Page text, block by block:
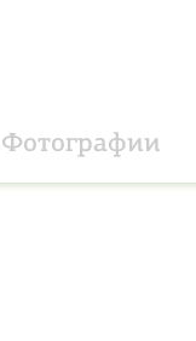
Фотографии